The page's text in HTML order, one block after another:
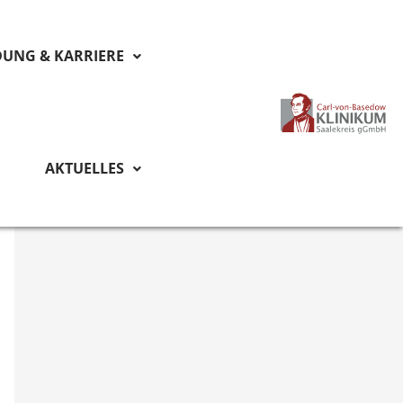
& KARRIERE
AKTUELLES